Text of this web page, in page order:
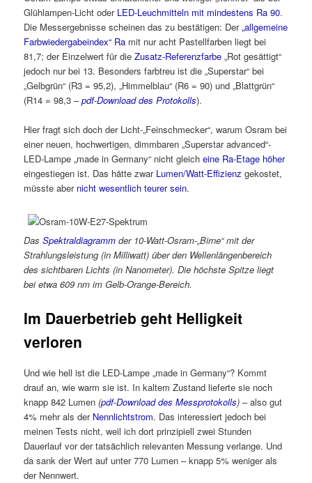
Glühlampen-Licht oder LED-Leuchmitteln mit mindestens Ra 90.
Die Messergebnisse scheinen das zu bestätigen: Der„allgemeine
Farbwiedergabeindex“ Ra mit nur acht Pastellfarben liegt bei
81,7; der Einzelwert für dieZusatz-Referenzfarbe „Rot gesättigt“
jedoch nur bei 13. Besonders farbtreu ist die „Superstar“ bei
„Gelbgrün“ (R3 = 95,2), „Himmelblau“ (R6 = 90) und „Blattgrün“
(R14 = 98,3 –pdf-Download des Protokolls).
Hier fragt sich doch der Licht-„Feinschmecker“, warum Osram bei
einer neuen, hochwertigen, dimmbaren „Superstar advanced“-
LED-Lampe „made in Germany“ nicht gleicheine Ra-Etage höher
eingestiegen ist. Das hätte zwar Lumen/Watt-Effizienz gekostet,
müsste aber nicht wesentlich teurer sein.
DasSpektraldiagramm der 10-Watt-Osram-„Birne“ mit der
Strahlungsleistung (in Milliwatt) über den Wellenlängenbereich
des sichtbaren Lichts (in Nanometer). Die höchste Spitze liegt
bei etwa 609 nm im Gelb-Orange-Bereich.
Im Dauerbetrieb geht Helligkeit
verloren
Und wie hell ist die LED-Lampe „made in Germany“? Kommt
drauf an, wie warm sie ist. In kaltem Zustand lieferte sie noch
knapp 842 Lumen(pdf-Download des Messprotokolls) – also gut
4% mehr als der Nennlichtstrom. Das interessiert jedoch bei
meinen Tests nicht, weil ich dort prinzipiell zwei Stunden
Dauerlauf vor der tatsächlich relevanten Messung verlange. Und
da sank der Wert auf unter 770 Lumen – knapp 5% weniger als
der Nennwert.